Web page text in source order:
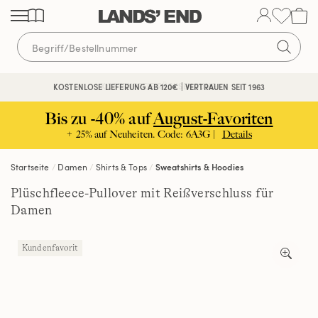
Direkt
zum
Inhalt
Direkt
zur
Navigation
Direkt
zur
Suche
KOSTENLOSE LIEFERUNG AB 120€ | VERTRAUEN SEIT 1963
KOSTENFREIE RÜCKSENDUNG
Bis zu -40% aufAugust-Favoriten
+ 25% auf Neuheiten. Code: 6A3G | Details
Startseite Damen Shirts & Tops Sweatshirts & Hoodies
Plüschfleece-Pullover mit Reißverschluss für
Damen